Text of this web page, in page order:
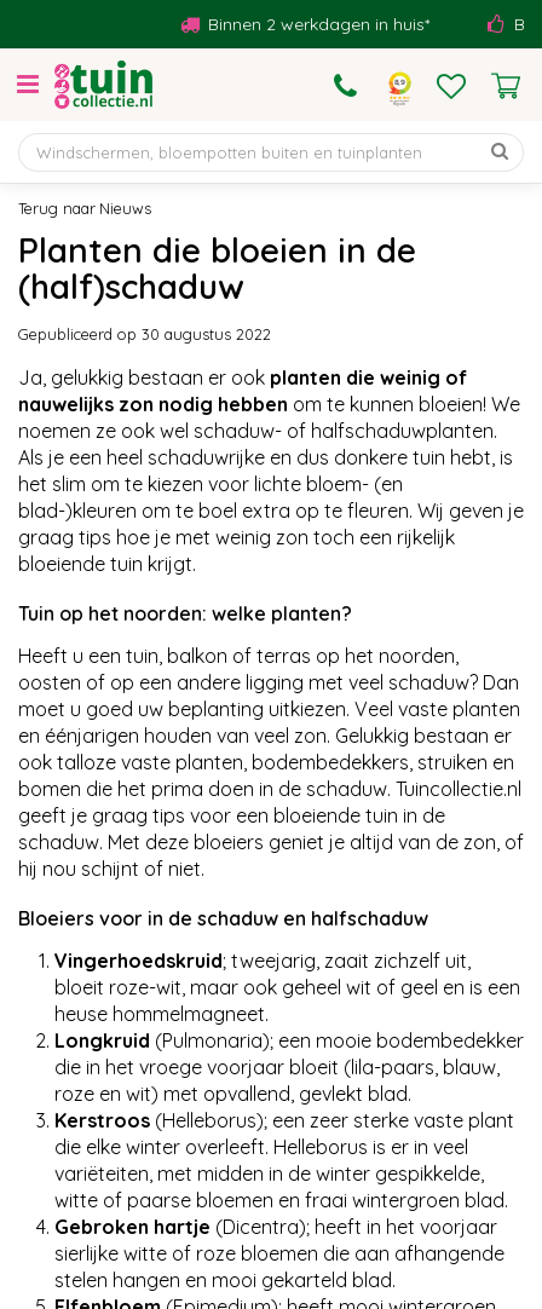
Nieuws
Binnen 2 werkdagen in huis*
Planten die bloeien in de
(half)schaduw
Gepubliceerd op 30 augustus 2022
Ja, gelukkig bestaan er ook planten die weinig of
nauwelijks zon nodig hebben om te kunnen bloeien! We
noemen ze ook wel schaduw- of halfschaduwplanten.
Als je een heel schaduwrijke en dus donkere tuin hebt, is
het slim om te kiezen voor lichte bloem- (en
blad-)kleuren om te boel extra op te fleuren. Wij geven je
graag tips hoe je met weinig zon toch een rijkelijk
bloeiende tuin krijgt.
Tuin op het noorden: welke planten?
Heeft u een tuin, balkon of terras op het noorden,
oosten of op een andere ligging met veel schaduw? Dan
moet u goed uw beplanting uitkiezen. Veel vaste planten
en éénjarigen houden van veel zon. Gelukkig bestaan er
ook talloze vaste planten, bodembedekkers, struiken en
bomen die het prima doen in de schaduw. Tuincollectie.nl
geeft je graag tips voor een bloeiende tuin in de
schaduw. Met deze bloeiers geniet je altijd van de zon, of
hij nou schijnt of niet.
Bloeiers voor in de schaduw en halfschaduw
Vingerhoedskruid; tweejarig, zaait zichzelf uit,
bloeit roze-wit, maar ook geheel wit of geel en is een
heuse hommelmagneet.
Longkruid (Pulmonaria); een mooie bodembedekker
die in het vroege voorjaar bloeit (lila-paars, blauw,
roze en wit) met opvallend, gevlekt blad.
Kerstroos (Helleborus); een zeer sterke vaste plant
die elke winter overleeft. Helleborus is er in veel
variëteiten, met midden in de winter gespikkelde,
witte of paarse bloemen en fraai wintergroen blad.
Gebroken hartje (Dicentra); heeft in het voorjaar
sierlijke witte of roze bloemen die aan afhangende
stelen hangen en mooi gekarteld blad.